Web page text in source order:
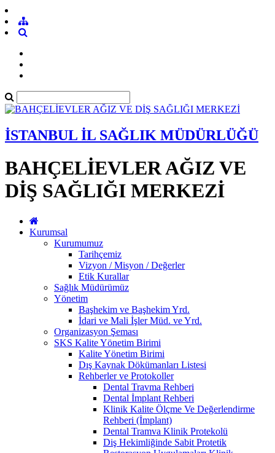
İSTANBUL İL SAĞLIK MÜDÜRLÜĞÜ
BAHÇELİEVLER AĞIZ VE
DİŞ SAĞLIĞI MERKEZİ
Kurumsal
Kurumumuz
Tarihçemiz
Vizyon / Misyon / Değerler
Etik Kurallar
Sağlık Müdürümüz
Yönetim
Başhekim ve Başhekim Yrd.
İdari ve Mali İşler Müd. ve Yrd.
Organizasyon Şeması
SKS Kalite Yönetim Birimi
Kalite Yönetim Birimi
Dış Kaynak Dökümanları Listesi
Rehberler ve Protokoller
Dental Travma Rehberi
Dental İmplant Rehberi
Klinik Kalite Ölçme Ve Değerlendirme
Rehberi (İmplant)
Dental Tramva Klinik Protekolü
Diş Hekimliğinde Sabit Protetik